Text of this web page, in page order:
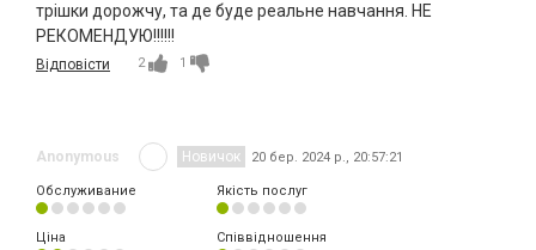
трішки дорожчу, та де буде реальне навчання. НЕ
РЕКОМЕНДУЮ!!!!!!
Відповісти 2 1
Anonymous Новичок 20 бер. 2024 р., 20:57:21
Обслуживание Якість послуг
Ціна Співвідношення